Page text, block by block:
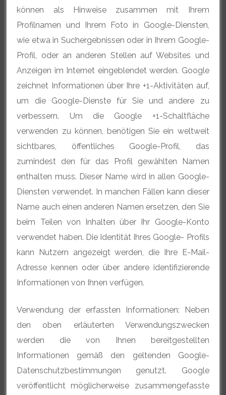
können als Hinweise zusammen mit Ihrem
Profilnamen und Ihrem Foto in Google-Diensten,
wie etwa in Suchergebnissen oder in Ihrem Google-
Profil, oder an anderen Stellen auf Websites und
Anzeigen im Internet eingeblendet werden. Google
zeichnet Informationen über Ihre +1-Aktivitäten auf,
um die Google-Dienste für Sie und andere zu
verbessern. Um die Google +1-Schaltfläche
verwenden zu können, benötigen Sie ein weltweit
sichtbares, öffentliches Google-Profil, das
zumindest den für das Profil gewählten Namen
enthalten muss. Dieser Name wird in allen Google-
Diensten verwendet. In manchen Fällen kann dieser
Name auch einen anderen Namen ersetzen, den Sie
beim Teilen von Inhalten über Ihr Google-Konto
verwendet haben. Die Identität Ihres Google- Profils
kann Nutzern angezeigt werden, die Ihre E-Mail-
Adresse kennen oder über andere identifizierende
Informationen von Ihnen verfügen.
Verwendung der erfassten Informationen: Neben
den oben erläuterten Verwendungszwecken
werden die von Ihnen bereitgestellten
Informationen gemäß den geltenden Google-
Datenschutzbestimmungen genutzt. Google
veröffentlicht möglicherweise zusammengefasste